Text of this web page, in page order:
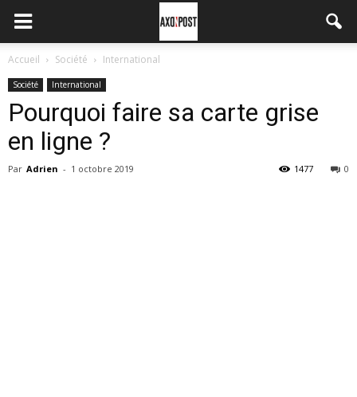
Accueil Société International
Société International
Pourquoi faire sa carte grise
en ligne ?
Par Adrien - 1 octobre 2019 0
1477